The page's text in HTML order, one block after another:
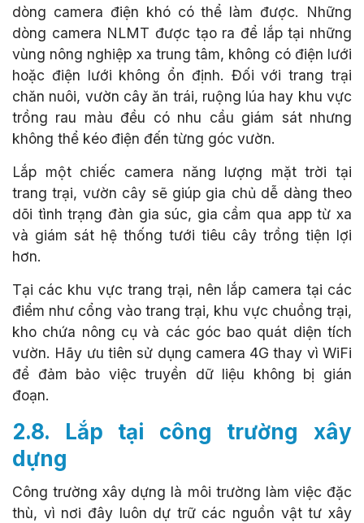
dòng camera điện khó có thể làm được. Những
dòng camera NLMT được tạo ra để lắp tại những
vùng nông nghiệp xa trung tâm, không có điện lưới
hoặc điện lưới không ổn định. Đối với trang trại
chăn nuôi, vườn cây ăn trái, ruộng lúa hay khu vực
trồng rau màu đều có nhu cầu giám sát nhưng
không thể kéo điện đến từng góc vườn.
Lắp một chiếc camera năng lượng mặt trời tại
trang trại, vườn cây sẽ giúp gia chủ dễ dàng theo
dõi tình trạng đàn gia súc, gia cầm qua app từ xa
và giám sát hệ thống tưới tiêu cây trồng tiện lợi
hơn.
Tại các khu vực trang trại, nên lắp camera tại các
điểm như cổng vào trang trại, khu vực chuồng trại,
kho chứa nông cụ và các góc bao quát diện tích
vườn. Hãy ưu tiên sử dụng camera 4G thay vì WiFi
để đảm bảo việc truyền dữ liệu không bị gián
đoạn.
2.8. Lắp tại công trường xây
dựng
Công trường xây dựng là môi trường làm việc đặc
thù, vì nơi đây luôn dự trữ các nguồn vật tư xây